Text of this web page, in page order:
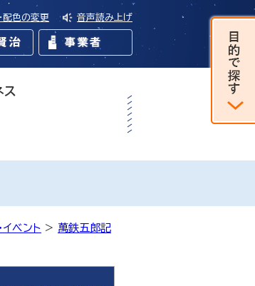
配色の変更 音声読み上げ
ス
イベント > 萬鉄五郎記